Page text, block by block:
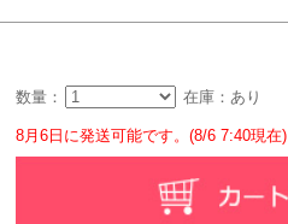
数量： 在庫：あり
8月6日に発送可能です。(8/6 7:40現在)